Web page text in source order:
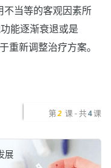
不当等的客观因素所
能逐渐衰退或是
重新调整治疗方案。
第 2 课 - 共4课
展